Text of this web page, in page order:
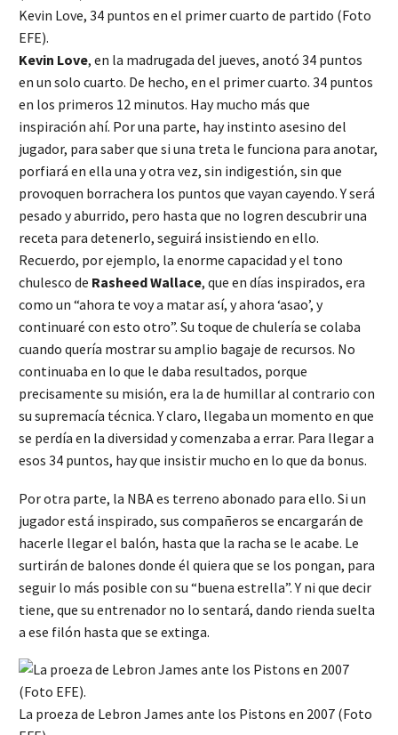
Kevin Love, 34 puntos en el primer cuarto de partido (Foto
EFE).
Kevin Love, en la madrugada del jueves, anotó 34 puntos
en un solo cuarto. De hecho, en el primer cuarto. 34 puntos
en los primeros 12 minutos. Hay mucho más que
inspiración ahí. Por una parte, hay instinto asesino del
jugador, para saber que si una treta le funciona para anotar,
porfiará en ella una y otra vez, sin indigestión, sin que
provoquen borrachera los puntos que vayan cayendo. Y será
pesado y aburrido, pero hasta que no logren descubrir una
receta para detenerlo, seguirá insistiendo en ello.
Recuerdo, por ejemplo, la enorme capacidad y el tono
chulesco de Rasheed Wallace, que en días inspirados, era
como un “ahora te voy a matar así, y ahora ‘asao’, y
continuaré con esto otro”. Su toque de chulería se colaba
cuando quería mostrar su amplio bagaje de recursos. No
continuaba en lo que le daba resultados, porque
precisamente su misión, era la de humillar al contrario con
su supremacía técnica. Y claro, llegaba un momento en que
se perdía en la diversidad y comenzaba a errar. Para llegar a
esos 34 puntos, hay que insistir mucho en lo que da bonus.
Por otra parte, la NBA es terreno abonado para ello. Si un
jugador está inspirado, sus compañeros se encargarán de
hacerle llegar el balón, hasta que la racha se le acabe. Le
surtirán de balones donde él quiera que se los pongan, para
seguir lo más posible con su “buena estrella”. Y ni que decir
tiene, que su entrenador no lo sentará, dando rienda suelta
a ese filón hasta que se extinga.
La proeza de Lebron James ante los Pistons en 2007 (Foto